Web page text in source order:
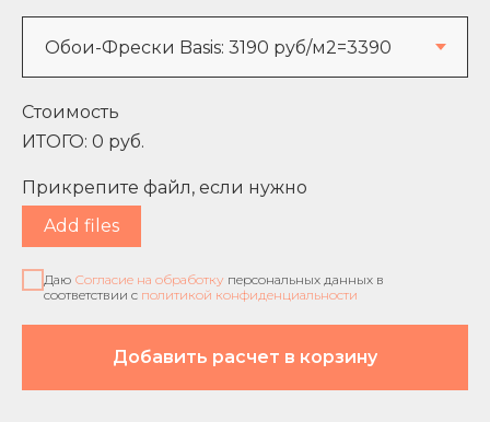
Стоимость
ИТОГО: 0 руб.
Прикрепите файл, если нужно
Add files
Даю Согласие на обработку персональных данных в
соответствии с политикой конфиденциальности
Добавить расчет в корзину